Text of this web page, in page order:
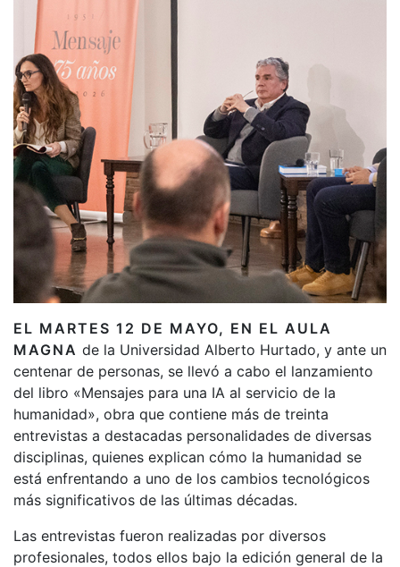
EL MARTES 12 DE MAYO, EN EL AULA
MAGNA de la Universidad Alberto Hurtado, y ante un
centenar de personas, se llevó a cabo el lanzamiento
del libro «Mensajes para una IA al servicio de la
humanidad», obra que contiene más de treinta
entrevistas a destacadas personalidades de diversas
disciplinas, quienes explican cómo la humanidad se
está enfrentando a uno de los cambios tecnológicos
más significativos de las últimas décadas.
Las entrevistas fueron realizadas por diversos
profesionales, todos ellos bajo la edición general de la